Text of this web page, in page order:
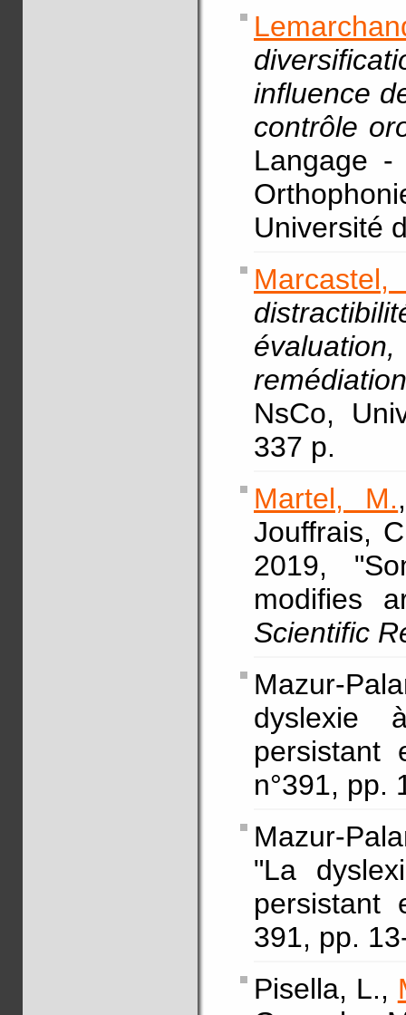
influence
contrôle
Langage -
Université
remédiation
NsCo,
337 p.
Martel, M.
Jouffrais,
2019,
modifies
Scientific
Mazur-
dyslexie
persistant
n°391, pp.
Mazur-
"La
persistant
391, pp.
Pisella, L.,